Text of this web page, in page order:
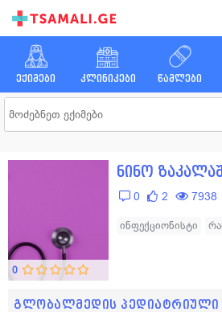
ექიმები კლინიკები წამლები
0
ნინო
0 2 7938
ინფექციონისტი
გლობალმედის პედიატრიული